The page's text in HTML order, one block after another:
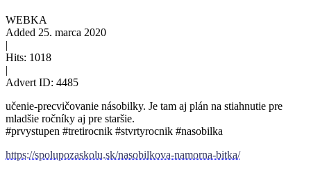
WEBKA
Added 25. marca 2020
|
Hits: 1018
|
Advert ID: 4485
učenie-precvičovanie násobilky. Je tam aj plán na stiahnutie pre
mladšie ročníky aj pre staršie.
#prvystupen #tretirocnik #stvrtyrocnik #nasobilka
https://spolupozaskolu.sk/nasobilkova-namorna-bitka/